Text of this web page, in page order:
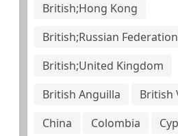
British;Hong Kong
British;Russian Federation
British;United Kingdom
British Anguilla
British
China
Colombia